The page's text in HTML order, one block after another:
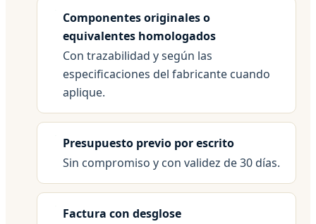
Componentes originales o
equivalentes homologados
Con trazabilidad y según las
especificaciones del fabricante cuando
aplique.
Presupuesto previo por escrito
Sin compromiso y con validez de 30 días.
Factura con desglose